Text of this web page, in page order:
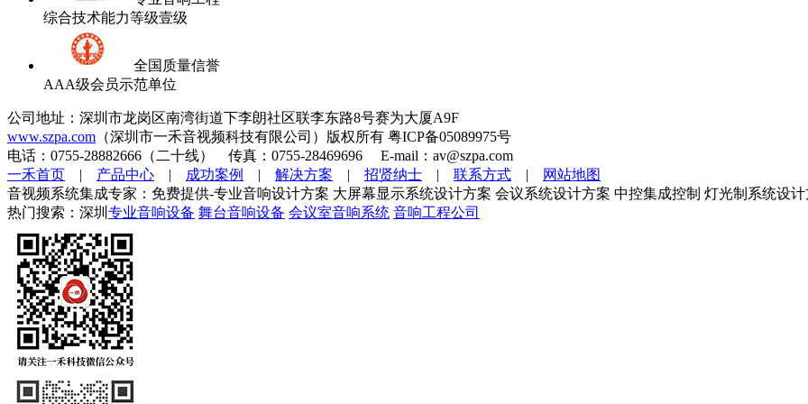
综合技术能力等级壹级
全国质量信誉
AAA级会员示范单位
公司地址：深圳市龙岗区南湾街道下李朗社区联李东路8号赛为大厦A9F
www.szpa.com （深圳市一禾音视频科技有限公司）版权所有 粤ICP备05089975号
电话：0755-28882666（二十线） 传真：0755-28469696 E-mail：av@szpa.com
一禾首页 | 产品中心 | 成功案例 | 解决方案 | 招贤纳士 | 联系方式 |
网站地图
音视频系统集成专家：免费提供-专业音响设计方案 大屏幕显示系统设计方案 会议系统设计方案 中控集成控制 灯光制系统设
热门搜索：深圳 专业音响设备 舞台音响设备 会议室音响系统 音响工程公司